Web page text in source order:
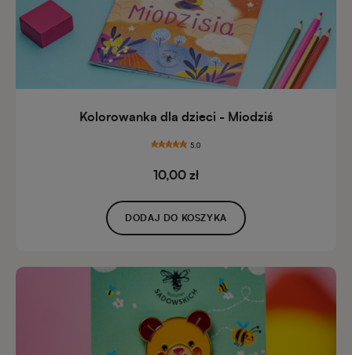
Kolorowanka dla dzieci - Miodziś
5.0
10,00 zł
DODAJ DO KOSZYKA